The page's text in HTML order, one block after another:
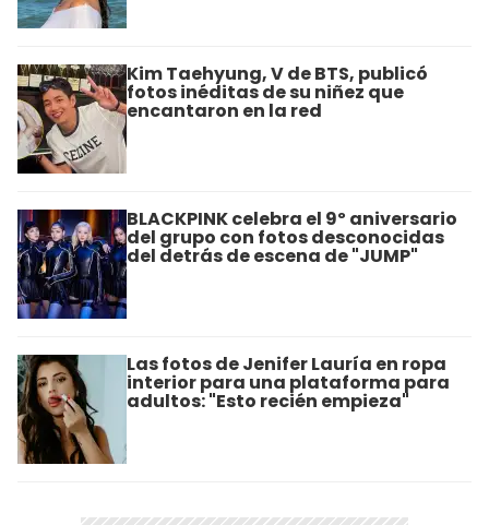
Kim Taehyung, V de BTS, publicó
fotos inéditas de su niñez que
encantaron en la red
BLACKPINK celebra el 9º aniversario
del grupo con fotos desconocidas
del detrás de escena de "JUMP"
Las fotos de Jenifer Lauría en ropa
interior para una plataforma para
adultos: "Esto recién empieza"